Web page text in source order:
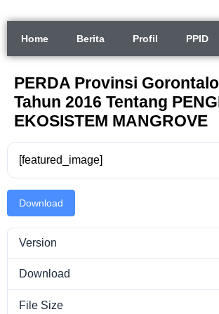
Home Berita Profil PPID
PERDA Provinsi
Tahun 2016 Tentang
EKOSISTEM MANGROVE
[featured_image]
Download
Version
Download
File Size